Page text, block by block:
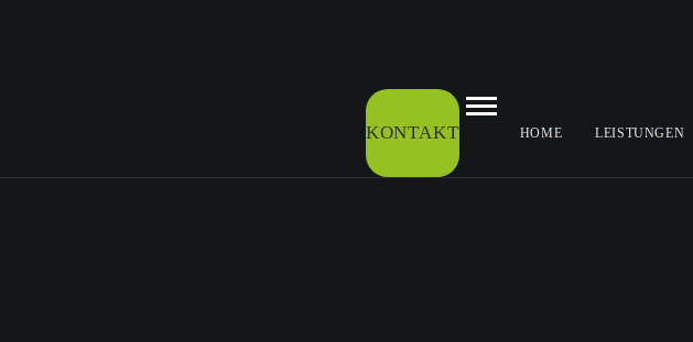
HOME LEISTUNGEN
KONTAKT